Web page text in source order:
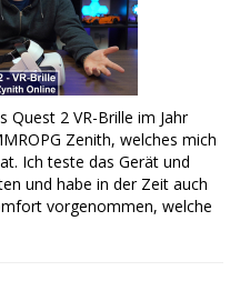
Quest 2 VR-Brille im Jahr
Zenith, welches mich
Ich teste das Gerät und
und habe in der Zeit auch
vorgenommen, welche